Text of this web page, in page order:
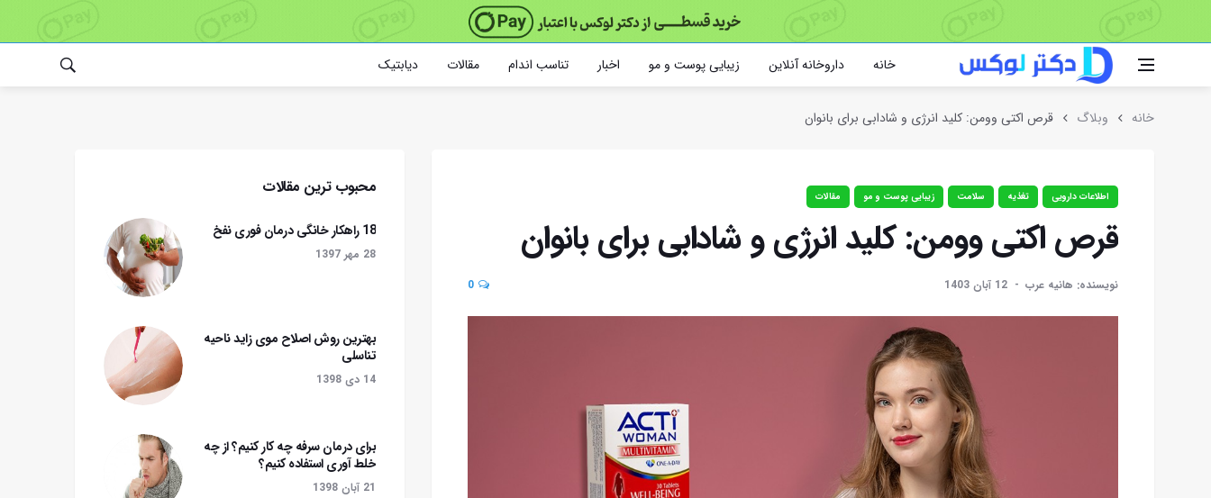
خانه داروخانه آنلاین زیبایی پوست و مو اخبار تناسب اندام مقالات دیابتیک
خانه وبلاگ قرص اکتی وومن: کلید انرژی و شادابی برای بانوان
اطلاعات دارویی تغذیه سلامت زیبایی پوست و مو مقالات
قرص اکتی وومن: کلید انرژی و شادابی برای بانوان
نویسنده: هانیه عرب 12 آبان 1403 0
محبوب ترین مقالات
18 راهکار خانگی درمان فوری نفخ
28 مهر 1397
بهترین روش اصلاح موی زاید ناحیه
تناسلی
14 دی 1398
برای درمان سرفه چه کار کنیم؟ از چه
خلط آوری استفاده کنیم؟
21 آبان 1398